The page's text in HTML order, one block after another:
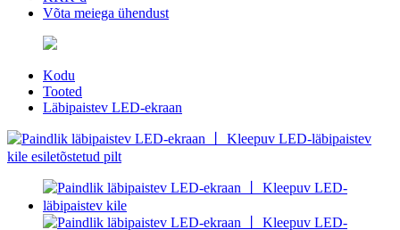
Võta meiega ühendust
Kodu
Tooted
Läbipaistev LED-ekraan